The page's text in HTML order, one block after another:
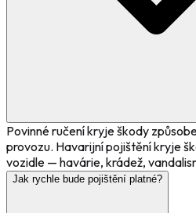
Povinné ručení kryje škody
provozu. Havarijní pojištění kryje
vozidle — havárie, krádež,
Jak rychle bude pojištění platné?